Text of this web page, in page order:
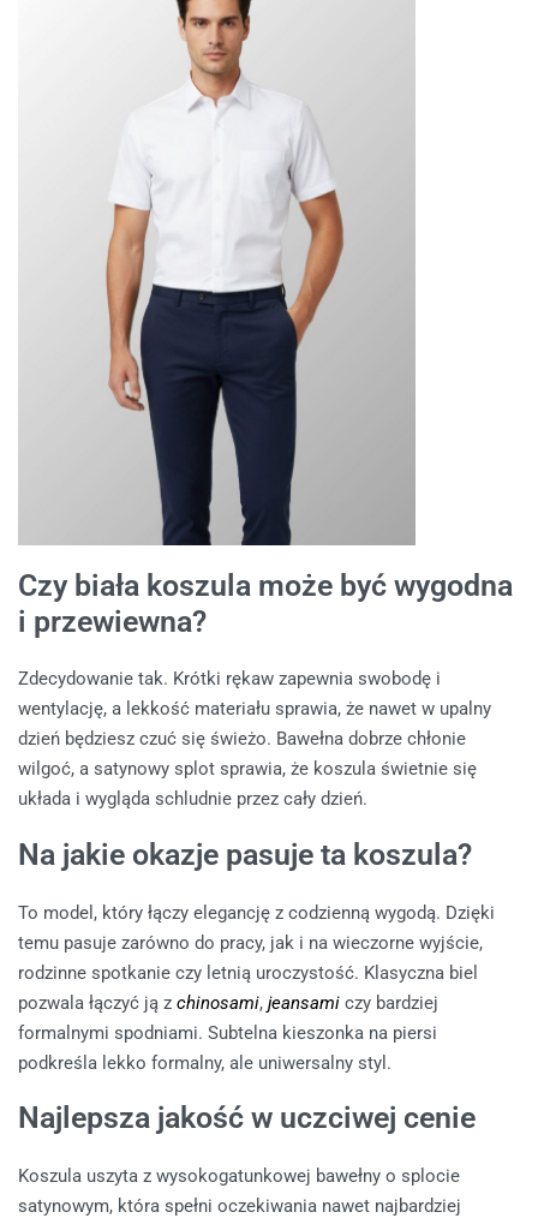
Czy biała koszula może być wygodna
i przewiewna?
Zdecydowanie tak. Krótki rękaw zapewnia swobodę i
wentylację, a lekkość materiału sprawia, że nawet w upalny
dzień będziesz czuć się świeżo. Bawełna dobrze chłonie
wilgoć, a satynowy splot sprawia, że koszula świetnie się
układa i wygląda schludnie przez cały dzień.
Na jakie okazje pasuje ta koszula?
To model, który łączy elegancję z codzienną wygodą. Dzięki
temu pasuje zarówno do pracy, jak i na wieczorne wyjście,
rodzinne spotkanie czy letnią uroczystość. Klasyczna biel
pozwala łączyć ją z chinosami, jeansami czy bardziej
formalnymi spodniami. Subtelna kieszonka na piersi
podkreśla lekko formalny, ale uniwersalny styl.
Najlepsza jakość w uczciwej cenie
Koszula uszyta z wysokogatunkowej bawełny o splocie
satynowym, która spełni oczekiwania nawet najbardziej